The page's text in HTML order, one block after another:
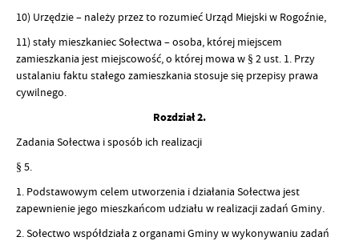
10) Urzędzie – należy przez to rozumieć Urząd Miejski w Rogoźnie,
11) stały mieszkaniec Sołectwa – osoba, której miejscem
zamieszkania jest miejscowość, o której mowa w § 2 ust. 1. Przy
ustalaniu faktu stałego zamieszkania stosuje się przepisy prawa
cywilnego.
Rozdział 2.
Zadania Sołectwa i sposób ich realizacji
§ 5.
1. Podstawowym celem utworzenia i działania Sołectwa jest
zapewnienie jego mieszkańcom udziału w realizacji zadań Gminy.
2. Sołectwo współdziała z organami Gminy w wykonywaniu zadań